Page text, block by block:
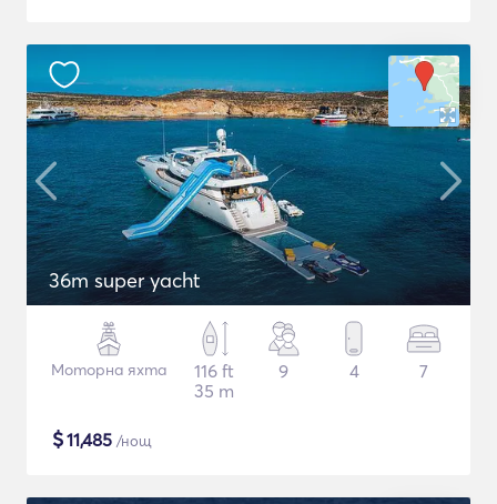
36m super yacht
Моторна яхта
116 ft
35 m
9 4 7
$11,485 /нощ